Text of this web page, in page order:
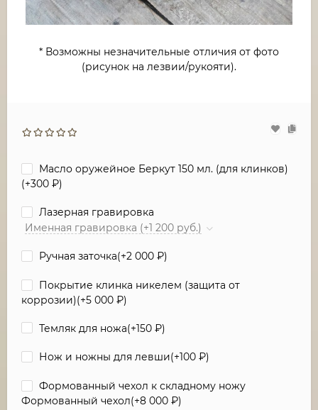
* Возможны незначительные отличия от фото
(рисунок на лезвии/рукояти).
Масло оружейное Беркут 150 мл. (для клинков)
(+300 ₽)
Лазерная гравировка
Именная гравировка (+1 200 руб.)
Ручная заточка(+2 000 ₽)
Покрытие клинка никелем (защита от
коррозии)(+5 000 ₽)
Темляк для ножа(+150 ₽)
Нож и ножны для левши(+100 ₽)
Формованный чехол к складному ножу
Формованный чехол(+8 000 ₽)